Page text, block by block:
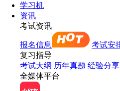
学习机
资讯
考试资讯
报名信息 考试安
复习指导
考试大纲 历年真题 经验分享
全媒体平台